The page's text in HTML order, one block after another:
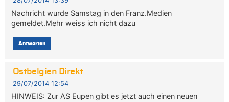
Nachricht wurde Samstag in den Franz.Medien
gemeldet.Mehr weiss ich nicht dazu
Antworten
Ostbelgien Direkt
29/07/2014 12:54
HINWEIS: Zur AS Eupen gibt es jetzt auch einen neuen